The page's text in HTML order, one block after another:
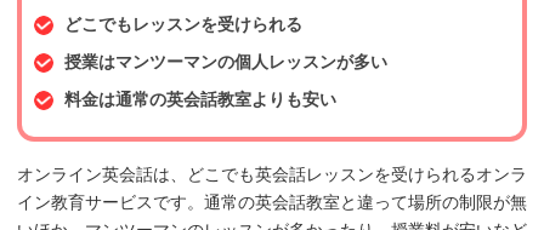
どこでもレッスンを受けられる
授業はマンツーマンの個人レッスンが多い
料金は通常の英会話教室よりも安い
オンライン英会話は、どこでも英会話レッスンを受けられるオンラ
イン教育サービスです。通常の英会話教室と違って場所の制限が無